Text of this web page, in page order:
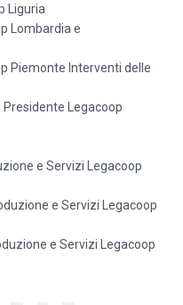
Liguria
Lombardia e
Piemonte Interventi delle
Presidente Legacoop
e Servizi Legacoop
e Servizi Legacoop
e Servizi Legacoop